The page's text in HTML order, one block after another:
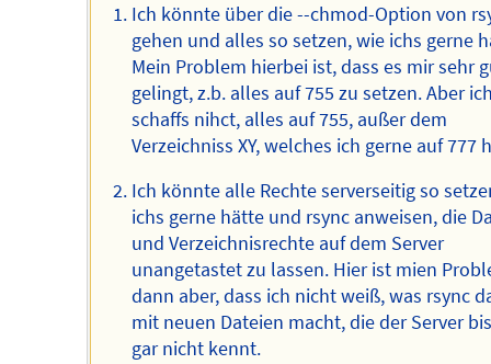
Ich könnte über die --chmod-Option von
gehen und alles so setzen, wie ichs gerne
Mein Problem hierbei ist, dass es mir sehr
gelingt, z.b. alles auf 755 zu setzen. Aber
schaffs nihct, alles auf 755, außer dem
Verzeichniss XY, welches ich gerne auf 777
Ich könnte alle Rechte serverseitig so
ichs gerne hätte und rsync anweisen, die
und Verzeichnisrechte auf dem Server
unangetastet zu lassen. Hier ist mien
dann aber, dass ich nicht weiß, was rsync
mit neuen Dateien macht, die der Server
gar nicht kennt.